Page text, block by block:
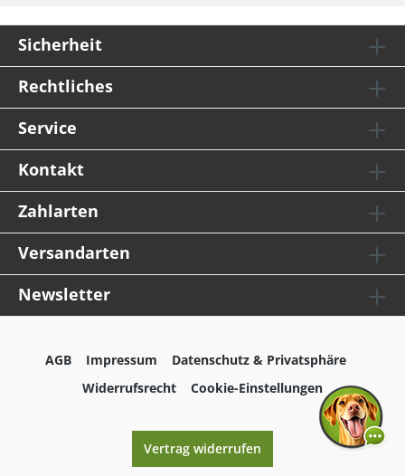
Sicherheit
Rechtliches
Service
Kontakt
Zahlarten
Versandarten
Newsletter
AGB Impressum
Datenschutz & Privatsphäre
Widerrufsrecht
Cookie-Einstellungen
Vertrag widerrufen